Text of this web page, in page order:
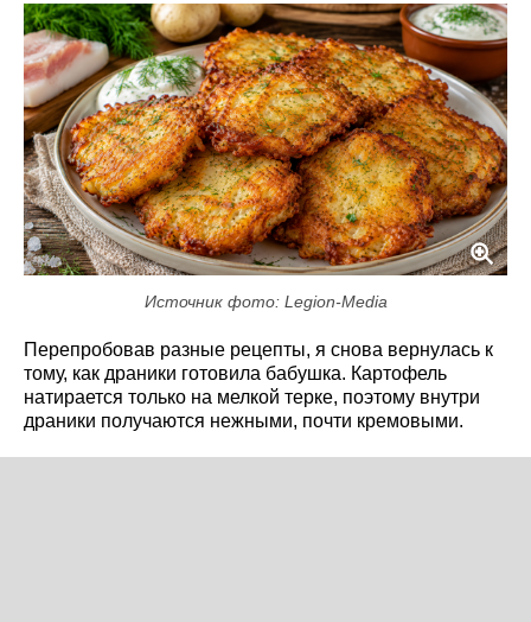
Источник фото: Legion-Media
Перепробовав разные рецепты, я снова вернулась к
тому, как драники готовила бабушка. Картофель
натирается только на мелкой терке, поэтому внутри
драники получаются нежными, почти кремовыми.